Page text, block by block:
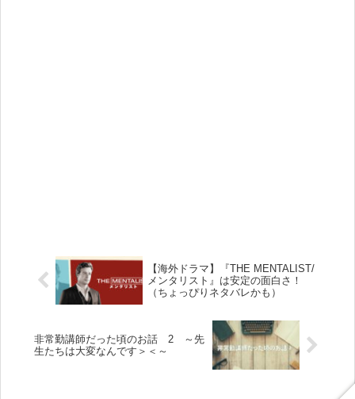
【海外ドラマ】『THE MENTALIST/
メンタリスト』は安定の面白さ！
（ちょっぴりネタバレかも）
非常勤講師だった頃のお話 2 ～先
生たちは大変なんです＞＜～